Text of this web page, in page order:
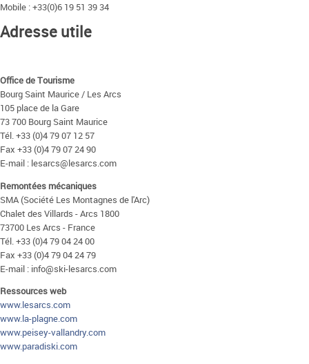
Mobile : +33(0)6 19 51 39 34
Adresse utile
Office de Tourisme
Bourg Saint Maurice / Les Arcs
105 place de la Gare
73 700 Bourg Saint Maurice
Tél. +33 (0)4 79 07 12 57
Fax +33 (0)4 79 07 24 90
E-mail : lesarcs@lesarcs.com
Remontées mécaniques
SMA (Société Les Montagnes de l'Arc)
Chalet des Villards - Arcs 1800
73700 Les Arcs - France
Tél. +33 (0)4 79 04 24 00
Fax +33 (0)4 79 04 24 79
E-mail : info@ski-lesarcs.com
Ressources web
www.lesarcs.com
www.la-plagne.com
www.peisey-vallandry.com
www.paradiski.com